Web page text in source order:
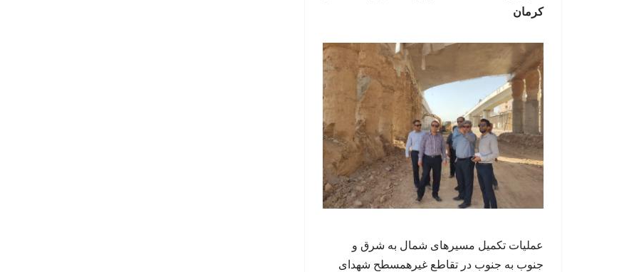
کرمان
عملیات تکمیل مسیرهای شمال به شرق و
جنوب به جنوب در تقاطع غیرهمسطح شهدای